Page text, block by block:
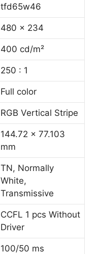
tfd65w46
480 x 234
400 cd/m²
250 : 1
Full color
RGB Vertical Stripe
144.72 x 77.103
mm
TN, Normally
White,
Transmissive
CCFL 1 pcs Without
Driver
100/50 ms